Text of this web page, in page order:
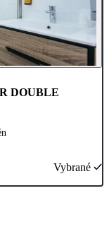
DOUBLE
Vybrané